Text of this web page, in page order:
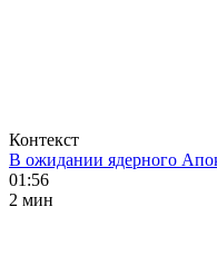
Контекст
В ожидании ядерного
01:56
2 мин